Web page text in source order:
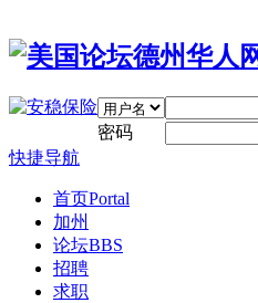
密码
快捷导航
首页Portal
加州
论坛BBS
招聘
求职